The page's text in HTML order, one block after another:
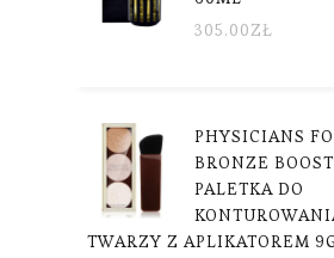
305.00ZŁ
PHYSICIANS
BRONZE
PALETKA DO
TWARZY Z APLIKATOREM